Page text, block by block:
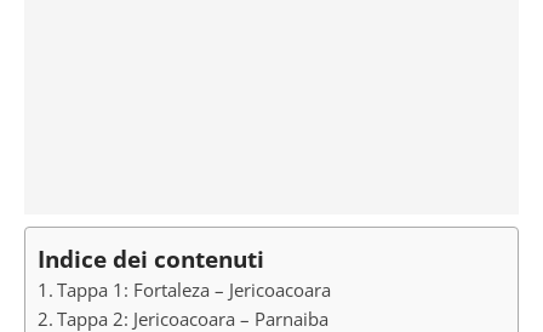
Indice dei contenuti
Tappa 1: Fortaleza – Jericoacoara
Tappa 2: Jericoacoara – Parnaiba